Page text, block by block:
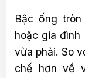
Bậc ống
hoặc gia
vừa phải. So
chế hơn về